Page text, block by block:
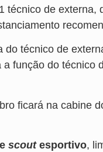
técnico de externa,
técnico de
função do técnico
ficará na cabine
scoutesportivo,